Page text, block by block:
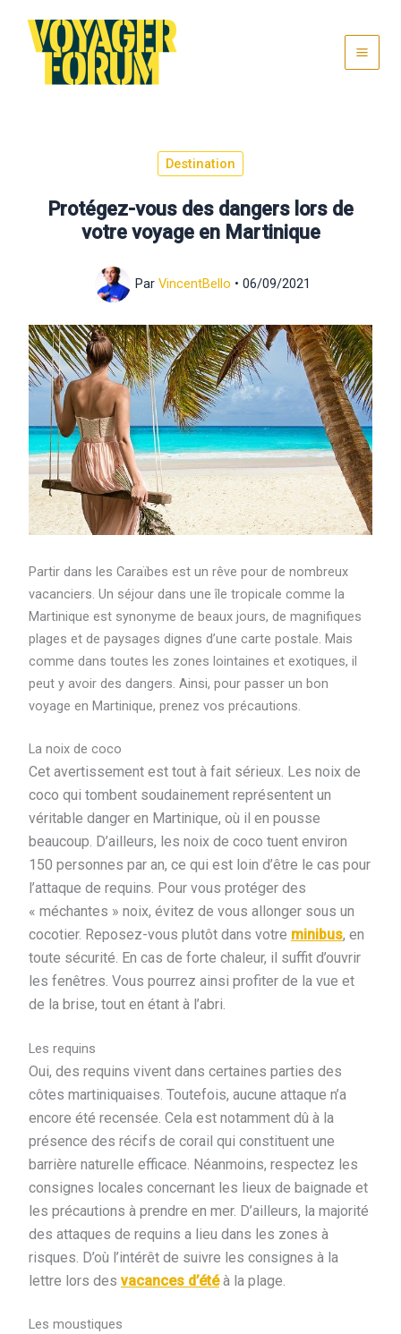
contenu
Destination
Protégez-vous des dangers lors de
votre voyage en Martinique
Par VincentBello • 06/09/2021
Partir dans les Caraïbes est un rêve pour de nombreux
vacanciers. Un séjour dans une île tropicale comme la
Martinique est synonyme de beaux jours, de magnifiques
plages et de paysages dignes d’une carte postale. Mais
comme dans toutes les zones lointaines et exotiques, il
peut y avoir des dangers. Ainsi, pour passer un bon
voyage en Martinique, prenez vos précautions.
La noix de coco
Cet avertissement est tout à fait sérieux. Les noix de
coco qui tombent soudainement représentent un
véritable danger en Martinique, où il en pousse
beaucoup. D’ailleurs, les noix de coco tuent environ
150 personnes par an, ce qui est loin d’être le cas pour
l’attaque de requins. Pour vous protéger des
« méchantes » noix, évitez de vous allonger sous un
cocotier. Reposez-vous plutôt dans votre minibus, en
toute sécurité. En cas de forte chaleur, il suffit d’ouvrir
les fenêtres. Vous pourrez ainsi profiter de la vue et
de la brise, tout en étant à l’abri.
Les requins
Oui, des requins vivent dans certaines parties des
côtes martiniquaises. Toutefois, aucune attaque n’a
encore été recensée. Cela est notamment dû à la
présence des récifs de corail qui constituent une
barrière naturelle efficace. Néanmoins, respectez les
consignes locales concernant les lieux de baignade et
les précautions à prendre en mer. D’ailleurs, la majorité
des attaques de requins a lieu dans les zones à
risques. D’où l’intérêt de suivre les consignes à la
lettre lors des vacances d’étéà la plage.
Les moustiques